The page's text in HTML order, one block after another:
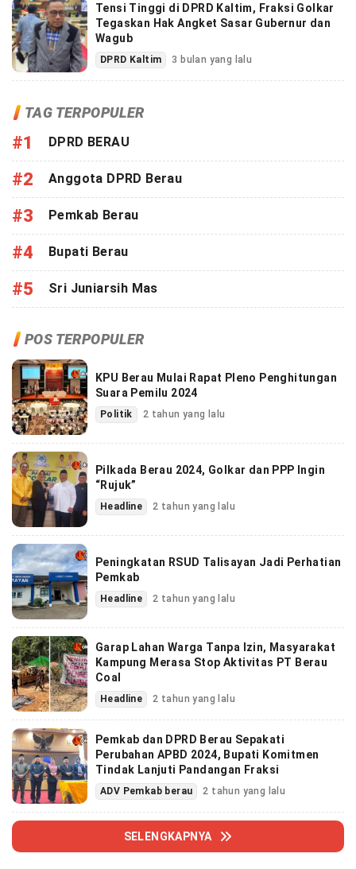
Tensi Tinggi di DPRD Kaltim, Fraksi Golkar
Tegaskan Hak Angket Sasar Gubernur dan
Wagub
DPRD Kaltim 3 bulan yang lalu
TAG TERPOPULER
#1 DPRD BERAU
#2 Anggota DPRD Berau
#3 Pemkab Berau
#4 Bupati Berau
#5 Sri Juniarsih Mas
POS TERPOPULER
KPU Berau Mulai Rapat Pleno Penghitungan
Suara Pemilu 2024
Politik 2 tahun yang lalu
Pilkada Berau 2024, Golkar dan PPP Ingin
“Rujuk”
Headline 2 tahun yang lalu
Peningkatan RSUD Talisayan Jadi Perhatian
Pemkab
Headline 2 tahun yang lalu
Garap Lahan Warga Tanpa Izin, Masyarakat
Kampung Merasa Stop Aktivitas PT Berau
Coal
Headline 2 tahun yang lalu
Pemkab dan DPRD Berau Sepakati
Perubahan APBD 2024, Bupati Komitmen
Tindak Lanjuti Pandangan Fraksi
ADV Pemkab berau 2 tahun yang lalu
SELENGKAPNYA